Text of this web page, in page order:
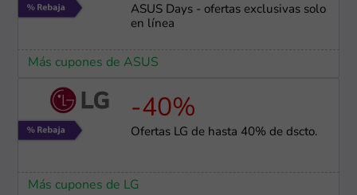
ASUS Days - ofertas exclusivas solo
en línea
Más cupones de ASUS
-40%
Ofertas LG de hasta 40% de dscto.
Más cupones de LG